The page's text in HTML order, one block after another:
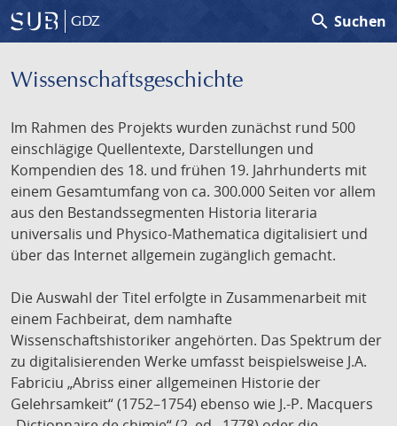
GDZ search Suchen
Wissenschafts­geschichte
Im Rahmen des Projekts wurden zunächst rund 500
einschlägige Quellentexte, Darstellungen und
Kompendien des 18. und frühen 19. Jahrhunderts mit
einem Gesamtumfang von ca. 300.000 Seiten vor allem
aus den Bestandssegmenten Historia literaria
universalis und Physico-Mathematica digitalisiert und
über das Internet allgemein zugänglich gemacht.
Die Auswahl der Titel erfolgte in Zusammenarbeit mit
einem Fachbeirat, dem namhafte
Wissenschaftshistoriker angehörten. Das Spektrum der
zu digitalisierenden Werke umfasst beispielsweise J.A.
Fabriciu „Abriss einer allgemeinen Historie der
Gelehrsamkeit“ (1752–1754) ebenso wie J.-P. Macquers